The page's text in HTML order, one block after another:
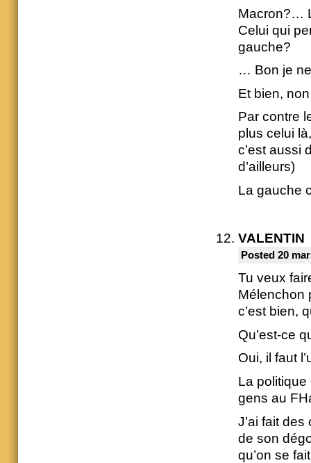
Macron?…
Celui qui
gauche?
… Bon je
Et bien,
Par contre
plus celui
c’est aussi
d’ailleurs)
La gauche
VALENTIN
Posted 20
Tu veux
Mélenchon
c’est bien,
Qu’est-ce
Oui, il faut
La politique
gens au
J’ai fait
de son
qu’on se